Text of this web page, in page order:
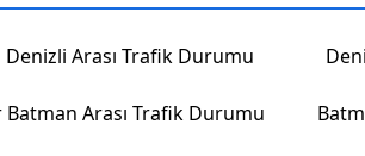
Denizli Arası Trafik Durumu
Arası Trafik Durumu